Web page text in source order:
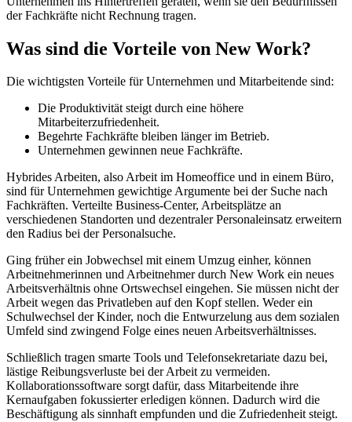
der Fachkräfte nicht Rechnung tragen.
Was sind die Vorteile von New Work?
Die wichtigsten Vorteile für Unternehmen und Mitarbeitende sind:
Die Produktivität steigt durch eine höhere
Mitarbeiterzufriedenheit.
Begehrte Fachkräfte bleiben länger im Betrieb.
Unternehmen gewinnen neue Fachkräfte.
Hybrides Arbeiten, also Arbeit im Homeoffice und in einem Büro,
sind für Unternehmen gewichtige Argumente bei der Suche nach
Fachkräften. Verteilte Business-Center, Arbeitsplätze an
verschiedenen Standorten und dezentraler Personaleinsatz erweitern
den Radius bei der Personalsuche.
Ging früher ein Jobwechsel mit einem Umzug einher, können
Arbeitnehmerinnen und Arbeitnehmer durch New Work ein neues
Arbeitsverhältnis ohne Ortswechsel eingehen. Sie müssen nicht der
Arbeit wegen das Privatleben auf den Kopf stellen. Weder ein
Schulwechsel der Kinder, noch die Entwurzelung aus dem sozialen
Umfeld sind zwingend Folge eines neuen Arbeitsverhältnisses.
Schließlich tragen smarte Tools und Telefonsekretariate dazu bei,
lästige Reibungsverluste bei der Arbeit zu vermeiden.
Kollaborationssoftware sorgt dafür, dass Mitarbeitende ihre
Kernaufgaben fokussierter erledigen können. Dadurch wird die
Beschäftigung als sinnhaft empfunden und die Zufriedenheit steigt.